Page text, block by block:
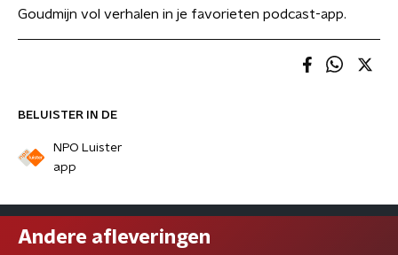
BELUISTER IN DE
NPO Luister
app
Goudmijn vol verhalen in je favorieten podcast-app.
Andere afleveringen